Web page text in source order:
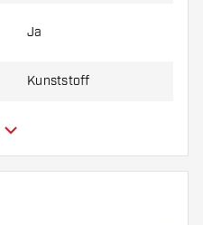
Ja
Kunststoff